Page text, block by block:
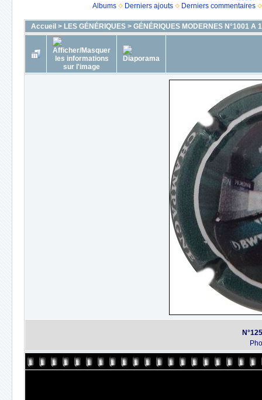
Albums
Derniers ajouts Derniers commentaires
Accueil > LES GÉNÉRIQUES > GÉNÉRIQUES MODERNES N°1001 A